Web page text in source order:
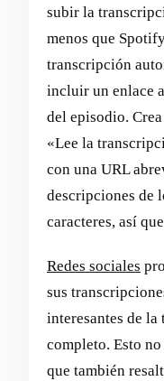
subir la
menos que
transcripción
incluir un enlace
del episodio.
«Lee la
con una URL
descripciones de
caracteres, así
Redes sociales
sus
interesantes de
completo. Esto
que también